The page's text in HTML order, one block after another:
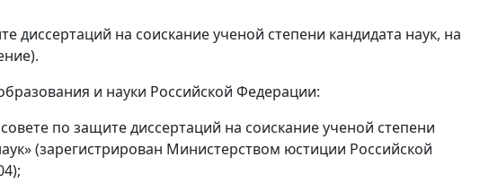
диссертаций на соискание ученой степени кандидата наук, на
и науки Российской Федерации:
по защите диссертаций на соискание ученой степени
(зарегистрирован Министерством юстиции Российской